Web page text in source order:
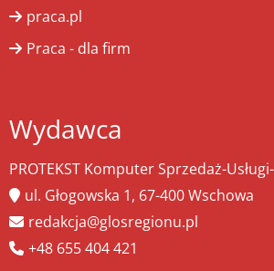
praca.pl
Praca - dla firm
Wydawca
PROTEKST Komputer Sprzedaż-
ul. Głogowska 1, 67-400 Wschowa
redakcja@glosregionu.pl
+48 655 404 421